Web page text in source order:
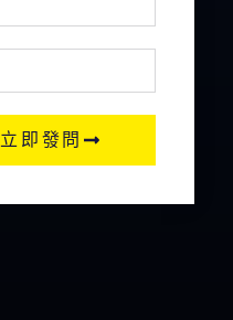
立即發問